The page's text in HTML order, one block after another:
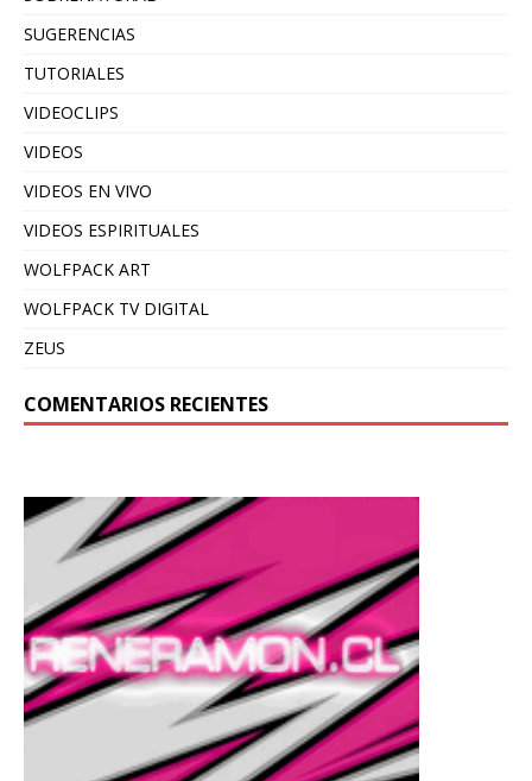
SUGERENCIAS
TUTORIALES
VIDEOCLIPS
VIDEOS
VIDEOS EN VIVO
VIDEOS ESPIRITUALES
WOLFPACK ART
WOLFPACK TV DIGITAL
ZEUS
COMENTARIOS RECIENTES